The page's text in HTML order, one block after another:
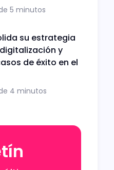
5 minutos
su estrategia
y
de éxito en el
4 minutos